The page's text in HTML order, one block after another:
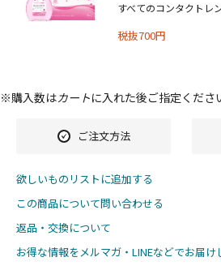
すべてのコンタクトレ
税抜700円
※購入数はカートに入れた後ご指定くださ
ご注文方法
欲しいものリストに追加する
この商品について問い合わせる
返品・交換について
お得な情報をメルマガ・LINEなどでお届け